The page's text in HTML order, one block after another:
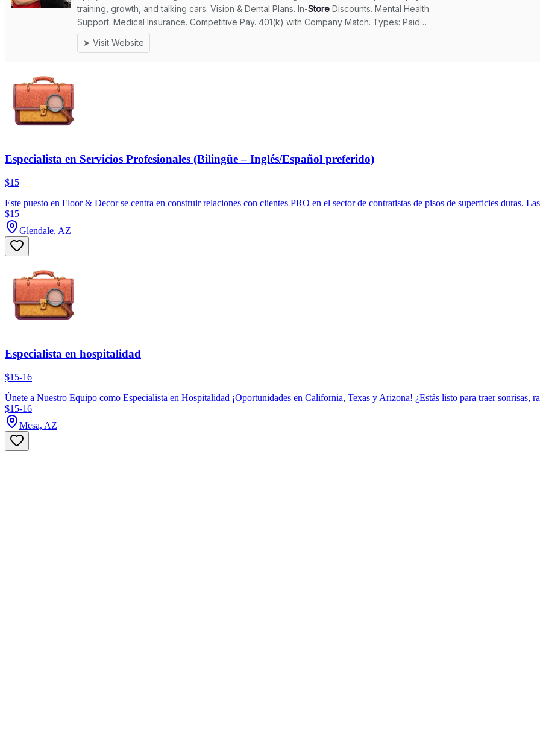
Especialista en Servicios Profesionales (Bilingüe – Inglés/Español preferido)
$15
Este puesto en Floor & Decor se centra en construir relaciones con clientes PRO en el sector de contratistas de pisos de superficies duras.
$15
Glendale, AZ
Especialista en hospitalidad
$15-16
Únete a Nuestro Equipo como Especialista en Hospitalidad ¡Oportunidades en California, Texas y Arizona! ¿Estás listo para traer sonrisas,
$15-16
Mesa, AZ